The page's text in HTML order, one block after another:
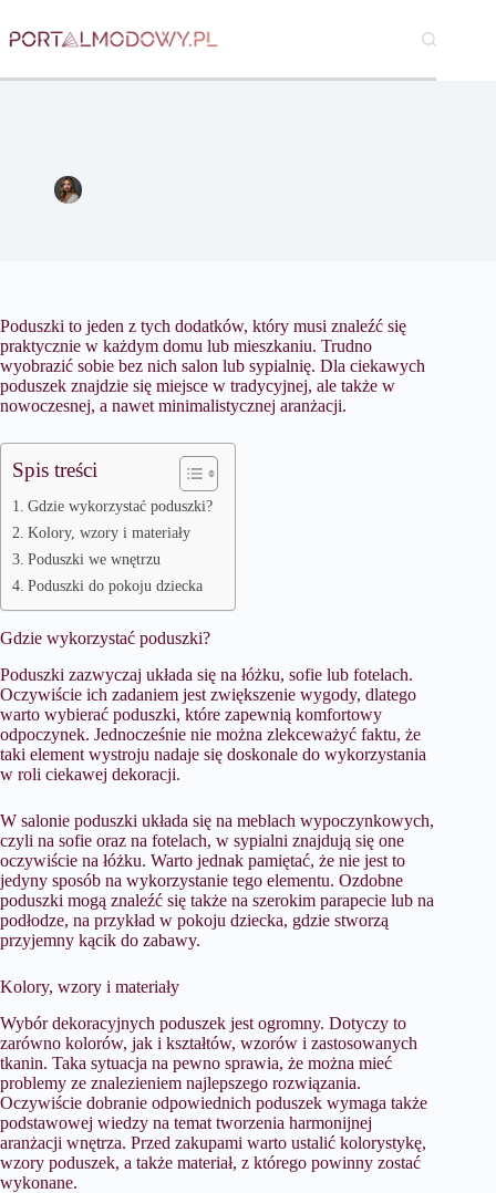
do
treści
Poduszki to jeden z tych dodatków, który musi znaleźć się
praktycznie w każdym domu lub mieszkaniu. Trudno
wyobrazić sobie bez nich salon lub sypialnię. Dla ciekawych
poduszek znajdzie się miejsce w tradycyjnej, ale także w
nowoczesnej, a nawet minimalistycznej aranżacji.
Spis treści
Gdzie wykorzystać poduszki?
Kolory, wzory i materiały
Poduszki we wnętrzu
Poduszki do pokoju dziecka
Gdzie wykorzystać poduszki?
Poduszki zazwyczaj układa się na łóżku, sofie lub fotelach.
Oczywiście ich zadaniem jest zwiększenie wygody, dlatego
warto wybierać poduszki, które zapewnią komfortowy
odpoczynek. Jednocześnie nie można zlekceważyć faktu, że
taki element wystroju nadaje się doskonale do wykorzystania
w roli ciekawej dekoracji.
W salonie poduszki układa się na meblach wypoczynkowych,
czyli na sofie oraz na fotelach, w sypialni znajdują się one
oczywiście na łóżku. Warto jednak pamiętać, że nie jest to
jedyny sposób na wykorzystanie tego elementu. Ozdobne
poduszki mogą znaleźć się także na szerokim parapecie lub na
podłodze, na przykład w pokoju dziecka, gdzie stworzą
przyjemny kącik do zabawy.
Kolory, wzory i materiały
Wybór dekoracyjnych poduszek jest ogromny. Dotyczy to
zarówno kolorów, jak i kształtów, wzorów i zastosowanych
tkanin. Taka sytuacja na pewno sprawia, że można mieć
problemy ze znalezieniem najlepszego rozwiązania.
Oczywiście dobranie odpowiednich poduszek wymaga także
podstawowej wiedzy na temat tworzenia harmonijnej
aranżacji wnętrza. Przed zakupami warto ustalić kolorystykę,
wzory poduszek, a także materiał, z którego powinny zostać
wykonane.